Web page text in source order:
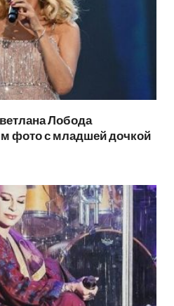
Лобода
фото с младшей дочкой